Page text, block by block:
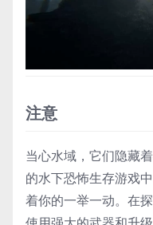
注意
当心水域，它们隐藏
的水下恐怖生存游戏
着你的一举一动。在